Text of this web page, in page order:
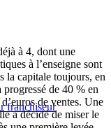
franchiseur
à 4, dont une
à l’enseigne sont
la capitale toujours, en
de 40 % en
de ventes. Une
a décidé de miser le